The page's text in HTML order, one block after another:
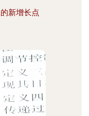
新增长点